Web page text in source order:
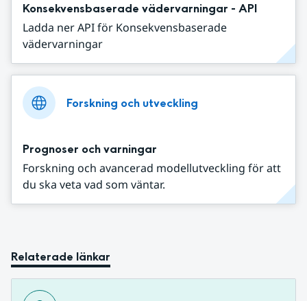
Konsekvensbaserade vädervarningar - API
Ladda ner API för Konsekvensbaserade
vädervarningar
Forskning och utveckling
Prognoser och varningar
Forskning och avancerad modellutveckling för att
du ska veta vad som väntar.
Relaterade länkar